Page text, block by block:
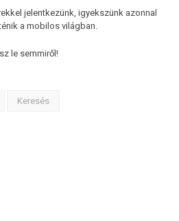
jelentkezünk, igyekszünk azonnal
a mobilos világban.
le semmiről!